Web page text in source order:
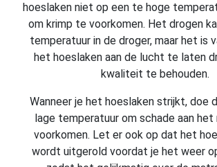
hoeslaken niet op een te hoge
om krimp te voorkomen. Het drogen
temperatuur in de droger, maar het is
het hoeslaken aan de lucht te laten
kwaliteit te behouden.
Wanneer je het hoeslaken strijkt, doe
lage temperatuur om schade aan
voorkomen. Let er ook op dat het
wordt uitgerold voordat je het weer